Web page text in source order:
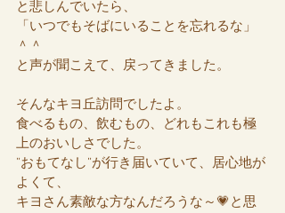
と悲しんでいたら、
「いつでもそばにいることを忘れるな」
＾＾
と声が聞こえて、戻ってきました。
そんなキヨ丘訪問でしたよ。
食べるもの、飲むもの、どれもこれも極
上のおいしさでした。
”おもてなし”が行き届いていて、居心地が
よくて、
キヨさん素敵な方なんだろうな～💗と思